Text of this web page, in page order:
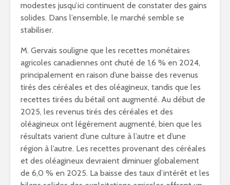
modestes jusqu’ici continuent de constater des gains
solides. Dans l’ensemble, le marché semble se
stabiliser.
M. Gervais souligne que les recettes monétaires
agricoles canadiennes ont chuté de 1,6 % en 2024,
principalement en raison d’une baisse des revenus
tirés des céréales et des oléagineux, tandis que les
recettes tirées du bétail ont augmenté. Au début de
2025, les revenus tirés des céréales et des
oléagineux ont légèrement augmenté, bien que les
résultats varient d’une culture à l’autre et d’une
région à l’autre. Les recettes provenant des céréales
et des oléagineux devraient diminuer globalement
de 6,0 % en 2025. La baisse des taux d’intérêt et les